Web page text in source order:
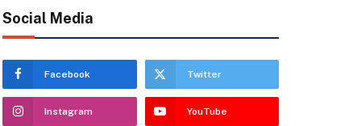
Social Media
Facebook Twitter
Instagram YouTube